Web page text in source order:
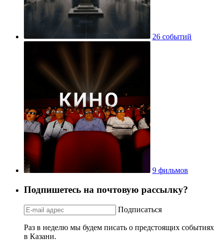
26 событий
9 фильмов
Подпишетесь на почтовую рассылку?
Подписаться
Раз в неделю мы будем писать о предстоящих событиях
в Казани.